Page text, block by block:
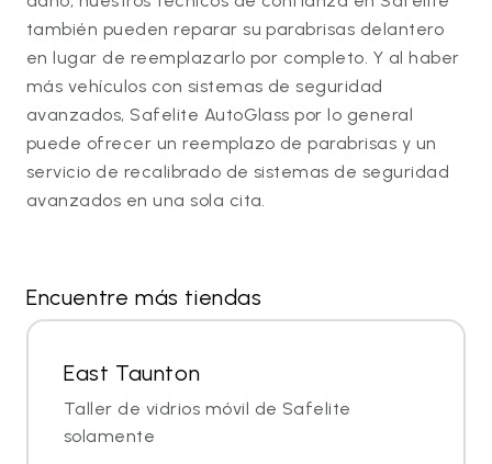
también pueden reparar su parabrisas delantero
en lugar de reemplazarlo por completo. Y al haber
más vehículos con sistemas de seguridad
avanzados, Safelite AutoGlass por lo general
puede ofrecer un reemplazo de parabrisas y un
servicio de recalibrado de sistemas de seguridad
avanzados en una sola cita.
Encuentre más tiendas
East Taunton
Taller de vidrios móvil de Safelite
solamente